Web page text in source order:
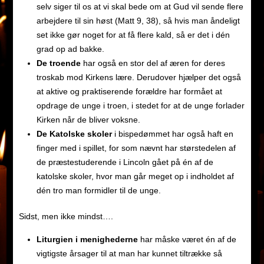
selv siger til os at vi skal bede om at Gud vil sende flere
arbejdere til sin høst (Matt 9, 38), så hvis man åndeligt
set ikke gør noget for at få flere kald, så er det i dén
grad op ad bakke.
De troende har også en stor del af æren for deres
troskab mod Kirkens lære. Derudover hjælper det også
at aktive og praktiserende forældre har formået at
opdrage de unge i troen, i stedet for at de unge forlader
Kirken når de bliver voksne.
De Katolske skoleri bispedømmet har også haft en
finger med i spillet, for som nævnt har størstedelen af
de præstestuderende i Lincoln gået på én af de
katolske skoler, hvor man går meget op i indholdet af
dén tro man formidler til de unge.
Sidst, men ikke mindst….
Liturgien i menighederne har måske været én af de
vigtigste årsager til at man har kunnet tiltrække så